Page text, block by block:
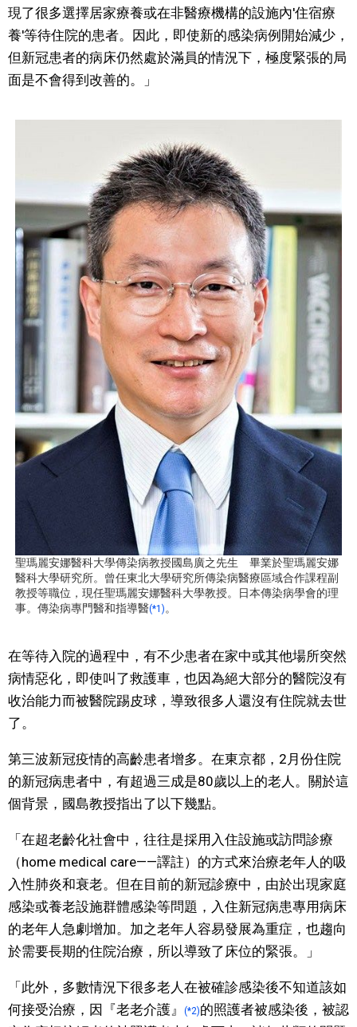
語言
東京
現了很多選擇居家療養或在非醫療機構的設施內'住宿療
養'等待住院的患者。因此，即使新的感染病例開始減少，
但新冠患者的病床仍然處於滿員的情況下，極度緊張的局
面是不會得到改善的。」
聖瑪麗安娜醫科大學傳染病教授國島廣之先生 畢業於聖瑪麗安娜
醫科大學研究所。曾任東北大學研究所傳染病醫療區域合作課程副
教授等職位，現任聖瑪麗安娜醫科大學教授。日本傳染病學會的理
事。傳染病專門醫和指導醫(*1)。
在等待入院的過程中，有不少患者在家中或其他場所突然
病情惡化，即使叫了救護車，也因為絕大部分的醫院沒有
收治能力而被醫院踢皮球，導致很多人還沒有住院就去世
了。
第三波新冠疫情的高齡患者增多。在東京都，2月份住院
的新冠病患者中，有超過三成是80歲以上的老人。關於這
個背景，國島教授指出了以下幾點。
「在超老齡化社會中，往往是採用入住設施或訪問診療
（home medical care——譯註）的方式來治療老年人的吸
入性肺炎和衰老。但在目前的新冠診療中，由於出現家庭
感染或養老設施群體感染等問題，入住新冠病患專用病床
的老年人急劇增加。加之老年人容易發展為重症，也趨向
於需要長期的住院治療，所以導致了床位的緊張。」
「此外，多數情況下很多老人在被確診感染後不知道該如
何接受治療，因『老老介護』
(*2)的照護者被感染後，被認